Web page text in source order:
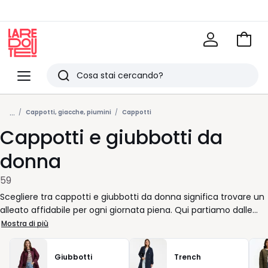
Menu
Redoute
Ricerca
Ultimi
articoli
visti
Vai
... Cappotti, giacche, piumini Cappotti
Cappotti e giubbotti da
donna
59
Scegliere tra cappotti e giubbotti da donna significa trovare un
alleato affidabile per ogni giornata piena. Qui partiamo dalle
tue esigenze reali: muoverti con libertà, sentirti a tuo agio e
avere un capo facile da abbinare, che funzioni dal mattino alla
sera senza complicazioni. Ogni giacca è pensata per
accompagnare i tuoi ritmi, con volumi equilibrati e una
Mostra di più
Giubbotti Trench